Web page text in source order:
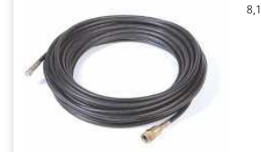
Vesco
Volpi
Waldner
Weber
8,1